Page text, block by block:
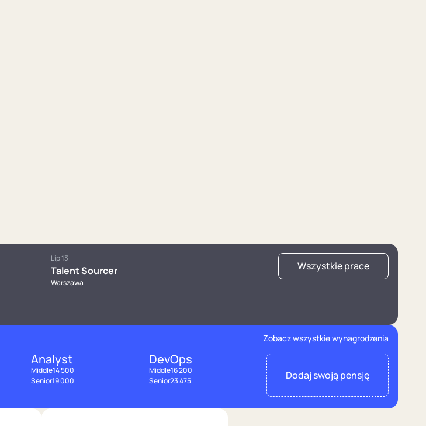
Lip 13
Talent Sourcer
Warszawa
Wszystkie prace
Zobacz wszystkie wynagrodzenia
Analyst
Middle14 500
Senior19 000
DevOps
Middle16 200
Senior23 475 Dodaj swoją pensję